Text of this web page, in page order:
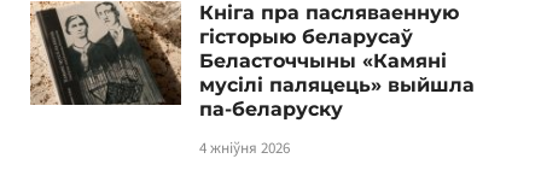
Кніга пра пасляваенную
гісторыю беларусаў
Беласточчыны «Камяні
мусілі паляцець» выйшла
па-беларуску
4 жніўня 2026